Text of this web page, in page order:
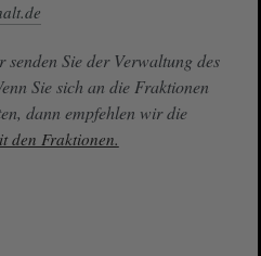
Sie der Verwaltung des
Sie sich an die Fraktionen
dann empfehlen wir die
den Fraktionen.